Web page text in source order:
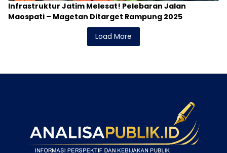
Infrastruktur Jatim Melesat! Pelebaran Jalan
Maospati – Magetan Ditarget Rampung 2025
Load More